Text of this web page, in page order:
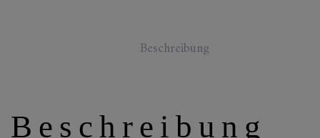
Beschreibung
Beschreibung